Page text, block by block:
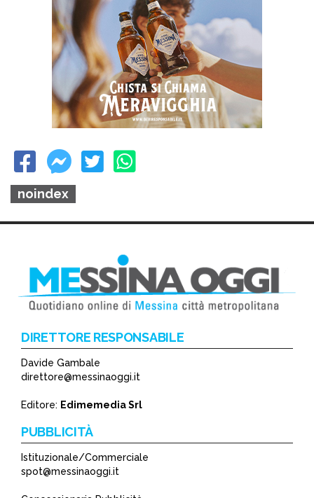
noindex
DIRETTORE RESPONSABILE
Davide Gambale
direttore@messinaoggi.it
Editore: Edimemedia Srl
PUBBLICITÀ
Istituzionale/Commerciale
spot@messinaoggi.it